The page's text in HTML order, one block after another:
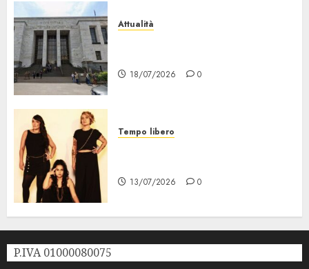
Attualità
18/07/2026 0
Tempo libero
13/07/2026 0
P.IVA 01000080075